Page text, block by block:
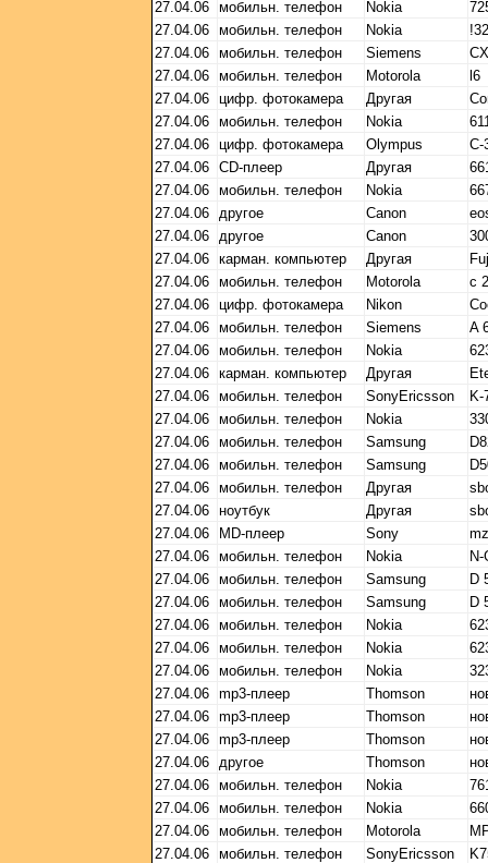
27.04.06 мобильн. телефон Nokia
27.04.06 мобильн. телефон Nokia
27.04.06 мобильн. телефон Siemens
27.04.06 мобильн. телефон Motorola
l6
27.04.06 цифр. фотокамера Другая
27.04.06 мобильн. телефон Nokia
27.04.06 цифр. фотокамера Olympus
C-
27.04.06 CD-плеер Другая
27.04.06 мобильн. телефон Nokia
27.04.06 другое Canon
27.04.06 другое Canon
27.04.06 карман. компьютер Другая
27.04.06 мобильн. телефон Motorola
c
27.04.06 цифр. фотокамера Nikon
27.04.06 мобильн. телефон Siemens
A
27.04.06 мобильн. телефон Nokia
27.04.06 карман. компьютер Другая
27.04.06 мобильн. телефон SonyEricsson
K-
27.04.06 мобильн. телефон Nokia
27.04.06 мобильн. телефон Samsung
27.04.06 мобильн. телефон Samsung
27.04.06 мобильн. телефон Другая
27.04.06 ноутбук Другая
27.04.06
MD-плеер Sony
27.04.06 мобильн. телефон Nokia
27.04.06 мобильн. телефон Samsung
D
27.04.06 мобильн. телефон Samsung
D
27.04.06 мобильн. телефон Nokia
27.04.06 мобильн. телефон Nokia
27.04.06 мобильн. телефон Nokia
27.04.06 mp3-плеер Thomson
27.04.06 mp3-плеер Thomson
27.04.06 mp3-плеер Thomson
27.04.06 другое Thomson
27.04.06 мобильн. телефон Nokia
27.04.06 мобильн. телефон Nokia
27.04.06 мобильн. телефон Motorola
27.04.06 мобильн. телефон SonyEricsson